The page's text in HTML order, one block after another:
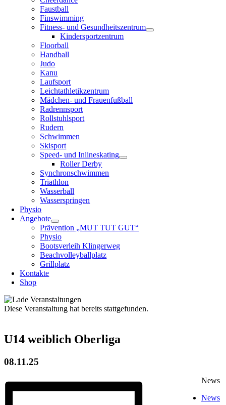
Faustball
Finswimming
Fitness- und Gesundheitszentrum
Kindersportzentrum
Floorball
Handball
Judo
Kanu
Laufsport
Leichtathletikzentrum
Mädchen- und Frauenfußball
Radrennsport
Rollstuhlsport
Rudern
Schwimmen
Skisport
Speed- und Inlineskating
Roller Derby
Synchronschwimmen
Triathlon
Wasserball
Wasserspringen
Physio
Angebote
Prävention „MUT TUT GUT“
Physio
Bootsverleih Klingerweg
Beachvolleyballplatz
Grillplatz
Kontakte
Shop
Diese Veranstaltung hat bereits stattgefunden.
U14 weiblich Oberliga
08.11.25
News
News